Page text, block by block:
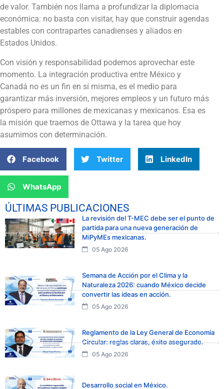
de valor. También nos llama a profundizar la diplomacia
económica: no basta con visitar, hay que construir agendas
estables con contrapartes canadienses y aliados en
Estados Unidos.
Con visión y responsabilidad podemos aprovechar este
momento. La integración productiva entre México y
Canadá no es un fin en sí misma, es el medio para
garantizar más inversión, mejores empleos y un futuro más
próspero para millones de mexicanas y mexicanos. Esa es
la misión que traemos de Ottawa y la tarea que hoy
asumimos con determinación.
Facebook Twitter LinkedIn
WhatsApp
ÚLTIMAS PUBLICACIONES
La revisión del T-MEC debe ser el punto de
partida para una nueva generación de
MiPyMEs mexicanas.
05 Ago 2026
Semana de Acción por el Clima y la
Naturaleza 2026: cuando México decide
convertir las ideas en acción.
05 Ago 2026
Reglamento de la Ley General de Economía
Circular: reglas claras, éxito asegurado.
05 Ago 2026
Desarrollo social en México.